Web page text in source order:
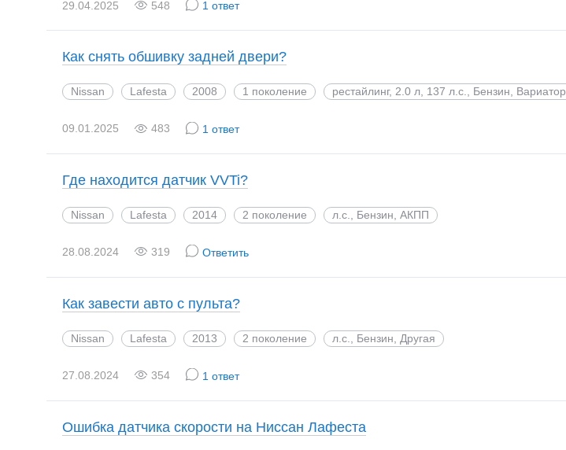
29.04.2025 548 1 ответ
Как снять обшивку задней двери?
Nissan Lafesta 2008 1 поколение рестайлинг, 2.0 л, 137 л.с., Бензин, Вариатор
09.01.2025 483 1 ответ
Где находится датчик VVTi?
Nissan Lafesta 2014 2 поколение л.с., Бензин, АКПП
28.08.2024 319 Ответить
Как завести авто с пульта?
Nissan Lafesta 2013 2 поколение л.с., Бензин, Другая
27.08.2024 354 1 ответ
Ошибка датчика скорости на Ниссан Лафеста